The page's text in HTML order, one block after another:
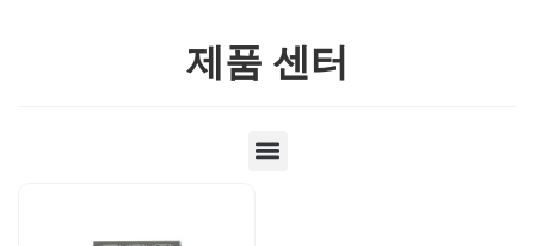
제품 센터